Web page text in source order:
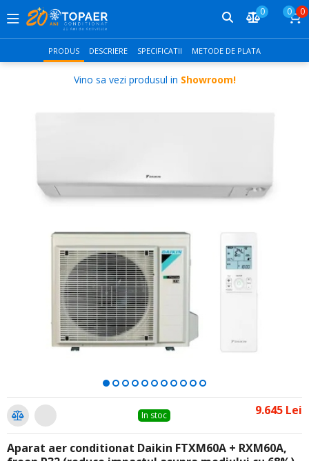
0 0 0
PRODUS DESCRIERE SPECIFICATII METODE DE PLATA
Vino sa vezi produsul in Showroom!
In stoc 9.645 Lei
Aparat aer conditionat Daikin FTXM60A + RXM60A,